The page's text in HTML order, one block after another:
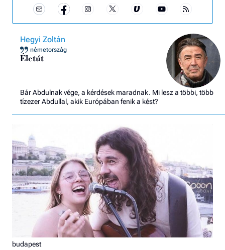
Hegyi Zoltán
németország
Életút
Bár Abdulnak vége, a kérdések maradnak. Mi lesz a többi, több
tízezer Abdullal, akik Európában fenik a kést?
budapest